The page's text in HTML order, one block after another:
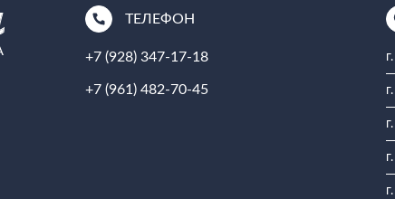
ТЕЛЕФОН
+7 (928) 347-17-18
+7 (961) 482-70-45